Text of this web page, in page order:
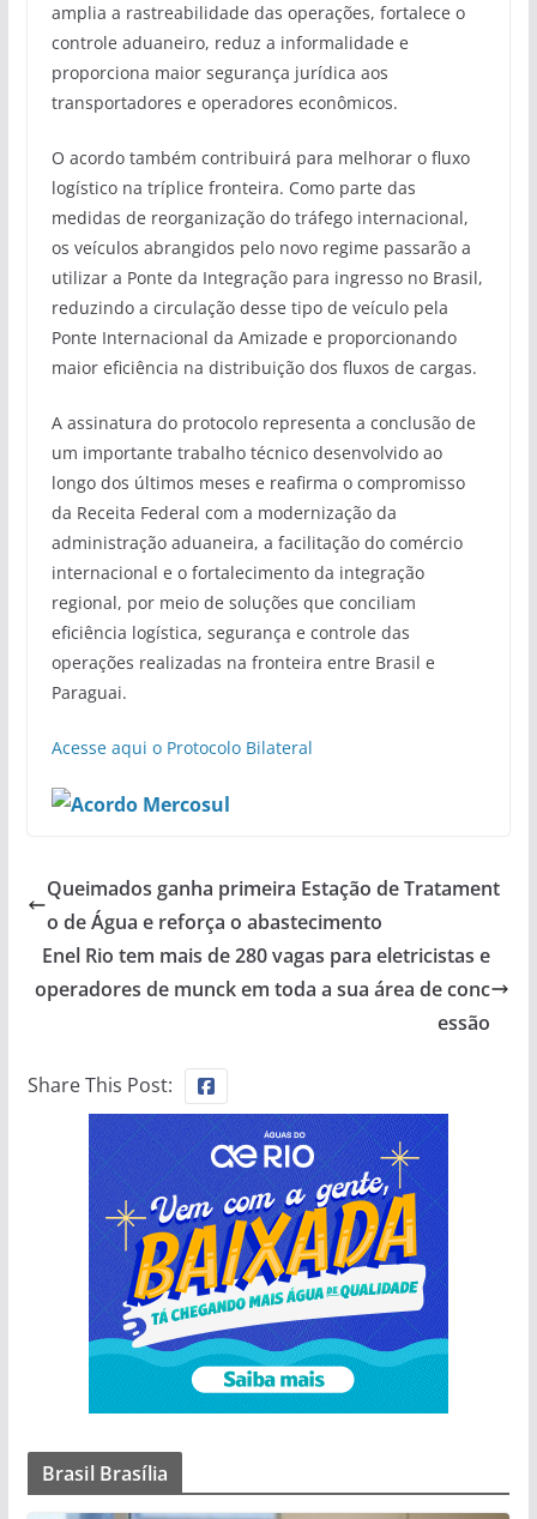
amplia a rastreabilidade das operações, fortalece o
controle aduaneiro, reduz a informalidade e
proporciona maior segurança jurídica aos
transportadores e operadores econômicos.
O acordo também contribuirá para melhorar o fluxo
logístico na tríplice fronteira. Como parte das
medidas de reorganização do tráfego internacional,
os veículos abrangidos pelo novo regime passarão a
utilizar a Ponte da Integração para ingresso no Brasil,
reduzindo a circulação desse tipo de veículo pela
Ponte Internacional da Amizade e proporcionando
maior eficiência na distribuição dos fluxos de cargas.
A assinatura do protocolo representa a conclusão de
um importante trabalho técnico desenvolvido ao
longo dos últimos meses e reafirma o compromisso
da Receita Federal com a modernização da
administração aduaneira, a facilitação do comércio
internacional e o fortalecimento da integração
regional, por meio de soluções que conciliam
eficiência logística, segurança e controle das
operações realizadas na fronteira entre Brasil e
Paraguai.
Acesse aqui o Protocolo Bilateral
Queimados ganha primeira Estação de Tratament
o de Água e reforça o abastecimento
Enel Rio tem mais de 280 vagas para eletricistas e
operadores de munck em toda a sua área de conc
essão
Share This Post:
Brasil Brasília